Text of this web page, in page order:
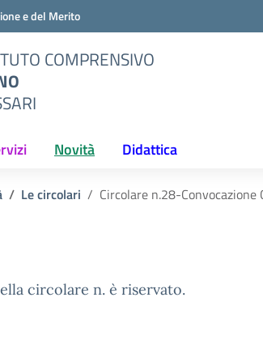
e del Merito
COMPRENSIVO
Novità Didattica
Le circolari Circolare n.28-Convocazione
circolare n. è riservato.